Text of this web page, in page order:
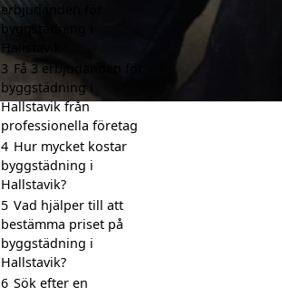
erbjudanden för
byggstädning i
3 Få 3 erbjudanden för
byggstädning i
Hallstavik från
professionella företag
4 Hur mycket kostar
byggstädning i
Hallstavik?
5 Vad hjälper till att
bestämma priset på
byggstädning i
Hallstavik?
6 Sök efter en